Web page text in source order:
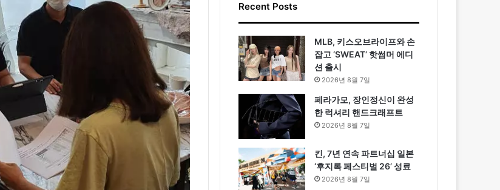
Recent Posts
MLB, 키스오브라이프와 손
잡고 ‘SWEAT’ 핫썸머 에디
션 출시
2026년 8월 7일
페라가모, 장인정신이 완성
한 럭셔리 핸드크래프트
2026년 8월 7일
킨, 7년 연속 파트너십 일본
‘후지록 페스티벌 26’ 성료
2026년 8월 7일